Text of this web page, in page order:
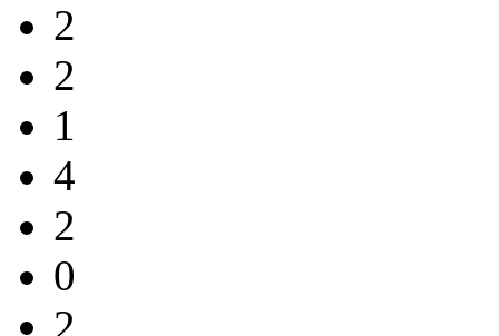
2
2
1
4
2
0
2